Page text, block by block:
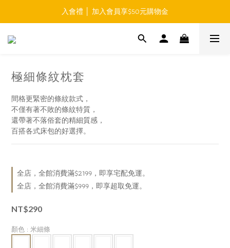
免運費 │ 滿$999元 超商取貨免運
入會禮 │ 加入會員享$50元購物金
免運費 │ 滿$999元 超商取貨免運
極細條紋枕套
間格更緊密的條紋款式，
不僅有著不敗的條紋特質，
還帶著不落俗套的精細質感，
百搭各式床包的好選擇。
全店，全館消費滿$2199，即享宅配免運。
全店，全館消費滿$999，即享超取免運。
NT$290
顏色 : 米細條